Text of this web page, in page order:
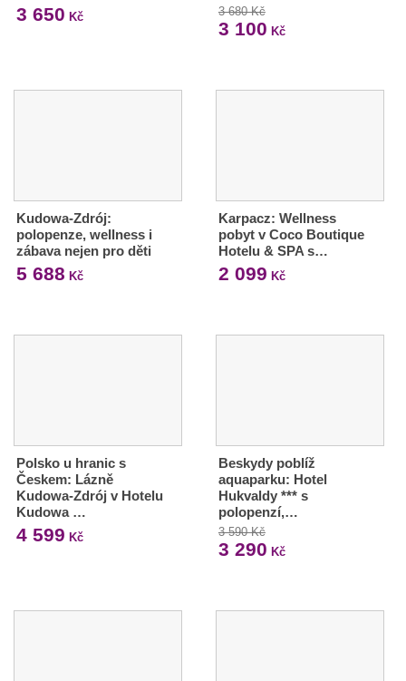
3 650 Kč 3 680 Kč
3 100 Kč
Kudowa-Zdrój:
polopenze, wellness i
zábava nejen pro děti
5 688 Kč
Karpacz: Wellness
pobyt v Coco Boutique
Hotelu & SPA s…
2 099 Kč
Polsko u hranic s
Českem: Lázně
Kudowa-Zdrój v Hotelu
Kudowa …
4 599 Kč
Beskydy poblíž
aquaparku: Hotel
Hukvaldy *** s
polopenzí,…
3 590 Kč
3 290 Kč